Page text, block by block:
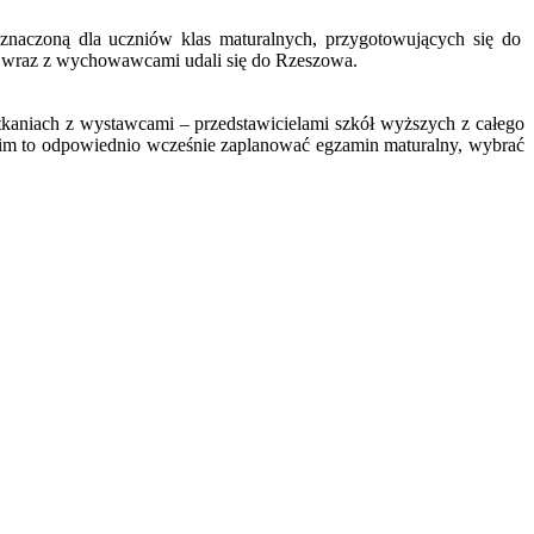
dla uczniów klas maturalnych, przygotowujących się do
z wychowawcami udali się do Rzeszowa.
z wystawcami – przedstawicielami szkół wyższych z całego
to odpowiednio wcześnie zaplanować egzamin maturalny, wybrać